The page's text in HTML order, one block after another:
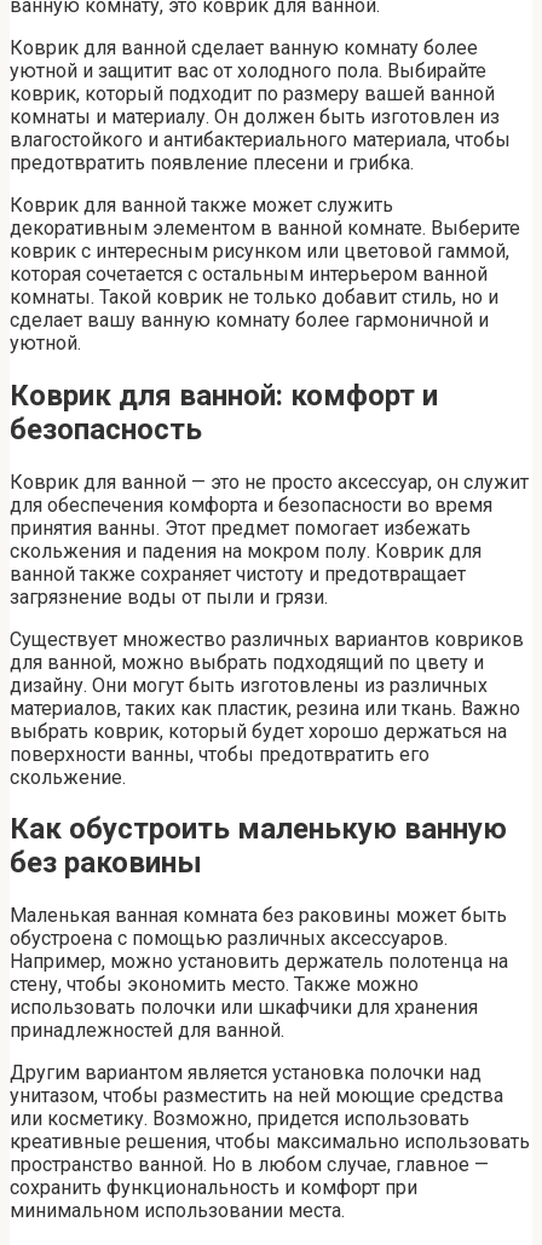
ванную комнату, это коврик для ванной.
Коврик для ванной сделает ванную комнату более
уютной и защитит вас от холодного пола. Выбирайте
коврик, который подходит по размеру вашей ванной
комнаты и материалу. Он должен быть изготовлен из
влагостойкого и антибактериального материала, чтобы
предотвратить появление плесени и грибка.
Коврик для ванной также может служить
декоративным элементом в ванной комнате. Выберите
коврик с интересным рисунком или цветовой гаммой,
которая сочетается с остальным интерьером ванной
комнаты. Такой коврик не только добавит стиль, но и
сделает вашу ванную комнату более гармоничной и
уютной.
Коврик для ванной: комфорт и
безопасность
Коврик для ванной — это не просто аксессуар, он служит
для обеспечения комфорта и безопасности во время
принятия ванны. Этот предмет помогает избежать
скольжения и падения на мокром полу. Коврик для
ванной также сохраняет чистоту и предотвращает
загрязнение воды от пыли и грязи.
Существует множество различных вариантов ковриков
для ванной, можно выбрать подходящий по цвету и
дизайну. Они могут быть изготовлены из различных
материалов, таких как пластик, резина или ткань. Важно
выбрать коврик, который будет хорошо держаться на
поверхности ванны, чтобы предотвратить его
скольжение.
Как обустроить маленькую ванную
без раковины
Маленькая ванная комната без раковины может быть
обустроена с помощью различных аксессуаров.
Например, можно установить держатель полотенца на
стену, чтобы экономить место. Также можно
использовать полочки или шкафчики для хранения
принадлежностей для ванной.
Другим вариантом является установка полочки над
унитазом, чтобы разместить на ней моющие средства
или косметику. Возможно, придется использовать
креативные решения, чтобы максимально использовать
пространство ванной. Но в любом случае, главное —
сохранить функциональность и комфорт при
минимальном использовании места.